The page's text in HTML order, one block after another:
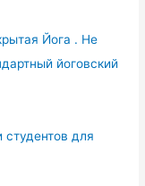
Йога . Не
йоговский
для